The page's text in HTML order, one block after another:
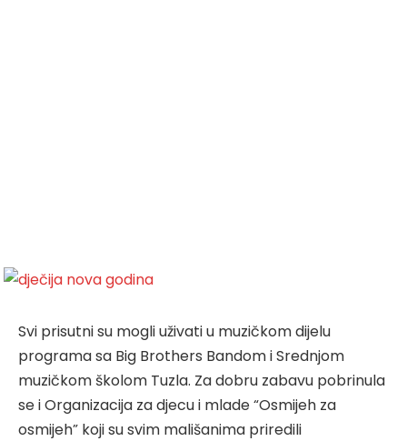
Svi prisutni su mogli uživati u muzičkom dijelu
programa sa Big Brothers Bandom i Srednjom
muzičkom školom Tuzla. Za dobru zabavu pobrinula
se i Organizacija za djecu i mlade “Osmijeh za
osmijeh” koji su svim mališanima priredili